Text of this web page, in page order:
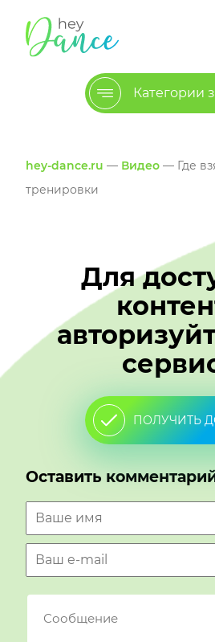
Категории
hey-dance.ru — Видео — Где
тренировки
Для
ПОЛУЧИТЬ
Оставить